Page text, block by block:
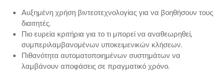
Αυξημένη χρήση βιντεοτεχνολογίας για να βοηθήσουν τους
διαιτητές.
Πιο ευρεία κριτήρια για το τι μπορεί να αναθεωρηθεί,
συμπεριλαμβανομένων υποκειμενικών κλήσεων.
Πιθανότητα αυτοματοποιημένων συστημάτων να
λαμβάνουν αποφάσεις σε πραγματικό χρόνο.